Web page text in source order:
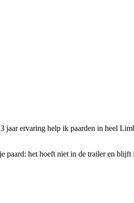
jaar ervaring help ik paarden in heel
paard: het hoeft niet in de trailer en